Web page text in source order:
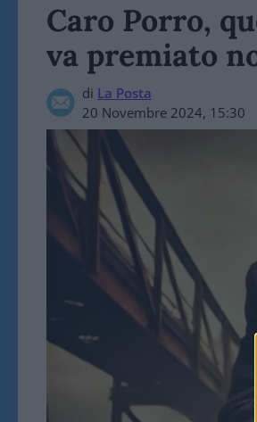
Caro Porro,
va premiato
di La Posta
20 Novembre 2024, 15:30